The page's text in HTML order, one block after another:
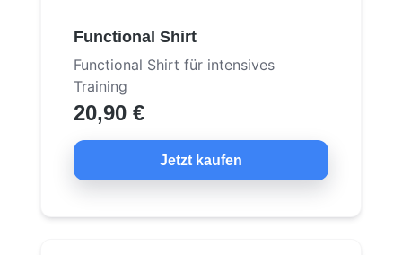
Functional Shirt
Functional Shirt für intensives
Training
20,90 €
Jetzt kaufen